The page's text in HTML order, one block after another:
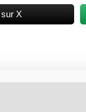
X